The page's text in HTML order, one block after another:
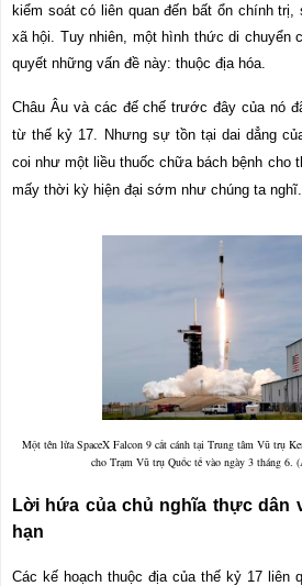
kiểm soát có liên quan đến bất ổn chính
xã hội. Tuy nhiên, một hình thức di chuyển
quyết những vấn đề này: thuộc địa hóa.
Châu Âu và các đế chế trước đây của nó
từ thế kỷ 17. Nhưng sự tồn tại dai dẳng
coi như một liều thuốc chữa bách bệnh cho
mấy thời kỳ hiện đại sớm như chúng ta nghĩ.
Một tên lửa SpaceX Falcon 9 cất cánh tại Trung tâm Vũ trụ
cho Trạm Vũ trụ Quốc tế vào ngày 3 tháng 6.
Lời hứa của chủ nghĩa thực dân
hạn
Các kế hoạch thuộc địa của thế kỷ 17 liên